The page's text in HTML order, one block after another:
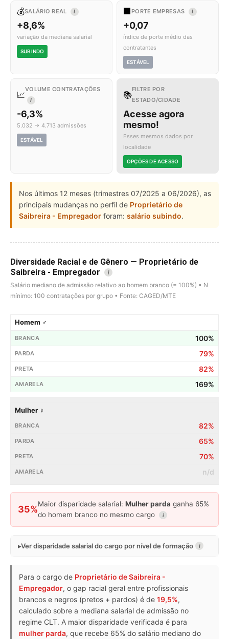
💰SALÁRIO REAL I
+8,6%
variação da mediana salarial
SUBINDO
🏢 PORTE EMPRESAS I
+0,07
índice de porte médio das
contratantes
ESTÁVEL
📈
VOLUME CONTRATAÇÕES
I
-6,3%
5.032 → 4.713 admissões
ESTÁVEL
📚
FILTRE POR
ESTADO/CIDADE
Acesse agora
mesmo!
Esses mesmos dados por
localidade
OPÇÕES DE ACESSO
Nos últimos 12 meses (trimestres 07/2025 a 06/2026), as
principais mudanças no perfil de Proprietário de
Saibreira - Empregador foram: salário subindo.
Diversidade Racial e de Gênero — Proprietário de
Saibreira - Empregador
i
Salário mediano de admissão relativo ao homem branco (= 100%) • N
mínimo: 100 contratações por grupo • Fonte: CAGED/MTE
Homem ♂
100%
79%
82%
169%
Mulher ♀
82%
65%
70%
n/d
35%
Maior disparidade salarial: Mulher parda ganha 65%
do homem branco no mesmo cargo
i
Ver disparidade salarial do cargo por nível de formação i
Para o cargo de Proprietário de Saibreira -
Empregador, o gap racial geral entre profissionais
brancos e negros (pretos + pardos) é de 19,5%,
calculado sobre a mediana salarial de admissão no
regime CLT. A maior disparidade verificada é para
mulher parda, que recebe 65% do salário mediano do